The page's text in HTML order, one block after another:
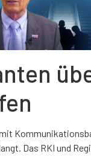
Das RKI und